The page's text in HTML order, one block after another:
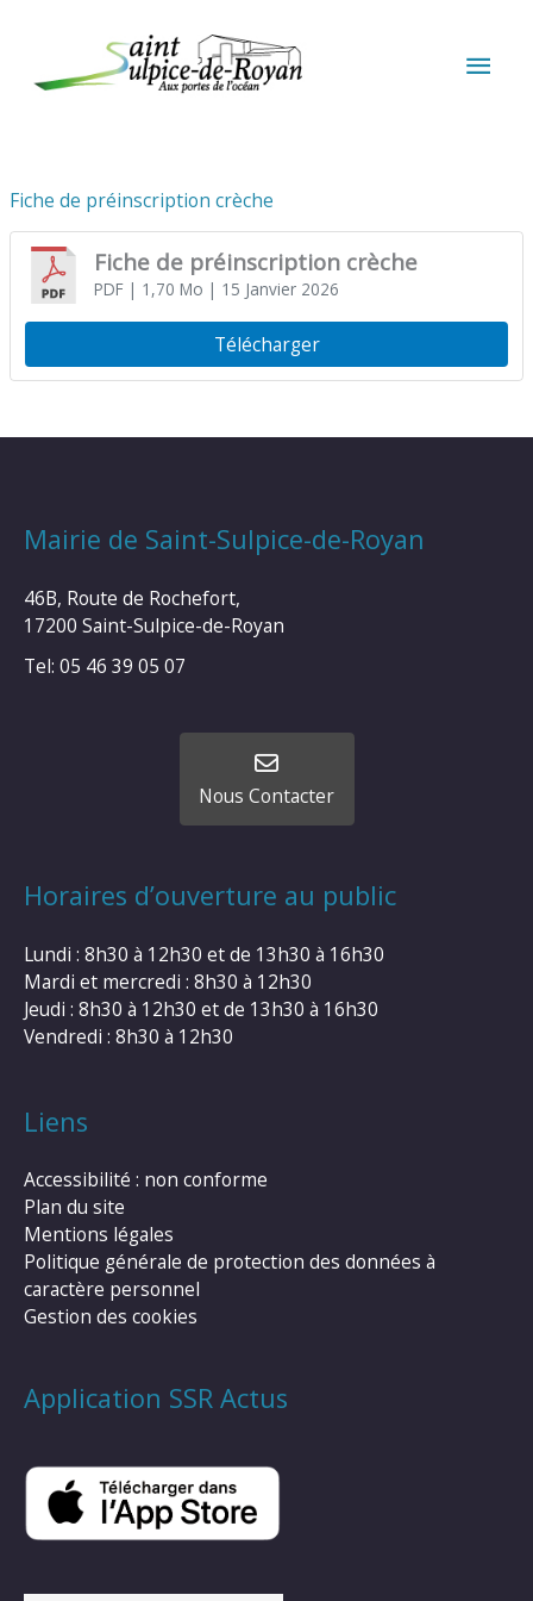
Fiche de préinscription crèche
Fiche de préinscription crèche
PDF| 1,70 Mo | 15 Janvier 2026
Télécharger
Mairie de Saint-Sulpice-de-Royan
46B, Route de Rochefort,
17200 Saint-Sulpice-de-Royan
Tel: 05 46 39 05 07
Nous Contacter
Horaires d’ouverture au public
Lundi : 8h30 à 12h30 et de 13h30 à 16h30
Mardi et mercredi : 8h30 à 12h30
Jeudi : 8h30 à 12h30 et de 13h30 à 16h30
Vendredi : 8h30 à 12h30
Liens
Accessibilité : non conforme
Plan du site
Mentions légales
Politique générale de protection des données à
caractère personnel
Gestion des cookies
Application SSR Actus